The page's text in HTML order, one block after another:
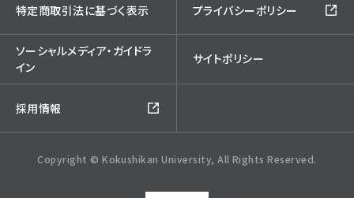
特定商取引法に基づく表示 プライバシーポリシー
ソーシャルメディア・ガイドラ
イン
サイトポリシー
採用情報
Copyright © Kokushikan University, All Rights Reserved.